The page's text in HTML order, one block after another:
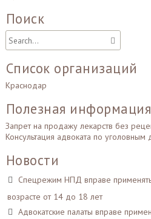
Поиск
Список организаций
Краснодар
Полезная информация
Запрет на продажу лекарств без
Консультация адвоката по уголовным
Новости
Спецрежим НПД вправе
возрасте от 14 до 18 лет
Адвокатские палаты вправе